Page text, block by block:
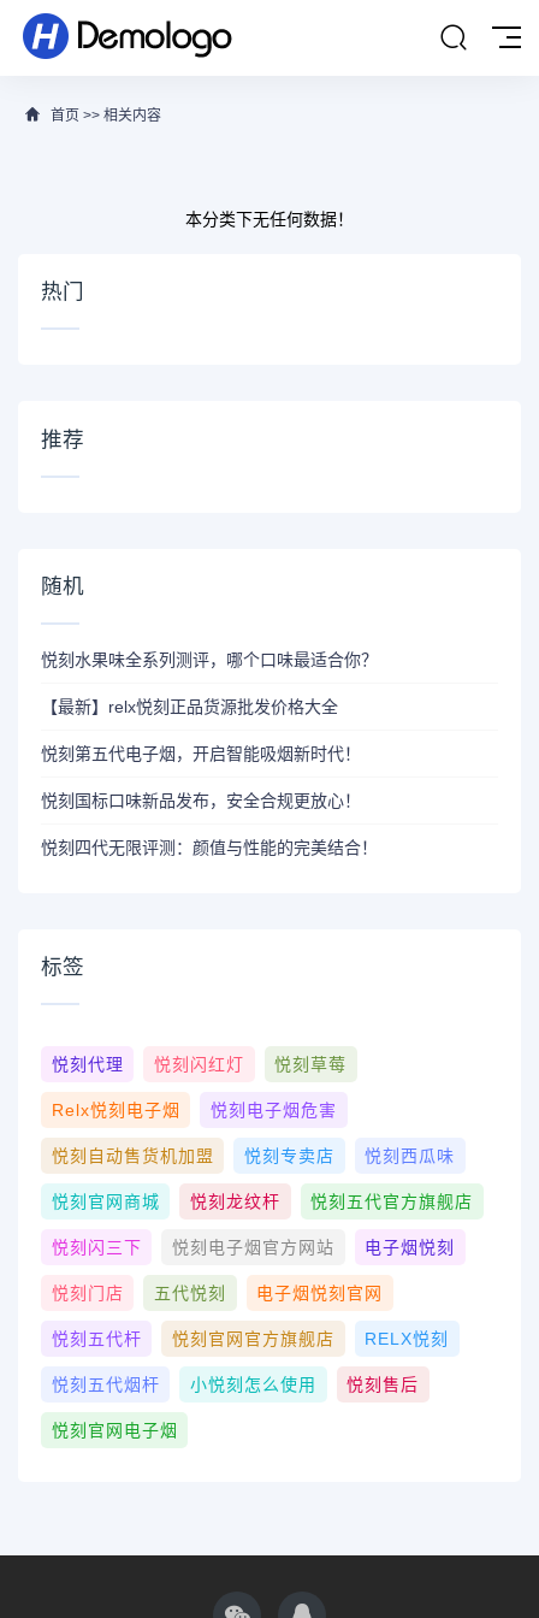
首页 >> 相关内容
本分类下无任何数据！
热门
推荐
随机
悦刻水果味全系列测评，哪个口味最适合你？
【最新】relx悦刻正品货源批发价格大全
悦刻第五代电子烟，开启智能吸烟新时代！
悦刻国标口味新品发布，安全合规更放心！
悦刻四代无限评测：颜值与性能的完美结合！
标签
悦刻代理 悦刻闪红灯 悦刻草莓
Relx悦刻电子烟 悦刻电子烟危害
悦刻自动售货机加盟 悦刻专卖店 悦刻西瓜味
悦刻官网商城 悦刻龙纹杆 悦刻五代官方旗舰店
悦刻闪三下 悦刻电子烟官方网站 电子烟悦刻
悦刻门店 五代悦刻 电子烟悦刻官网
悦刻五代杆 悦刻官网官方旗舰店 RELX悦刻
悦刻五代烟杆 小悦刻怎么使用 悦刻售后
悦刻官网电子烟